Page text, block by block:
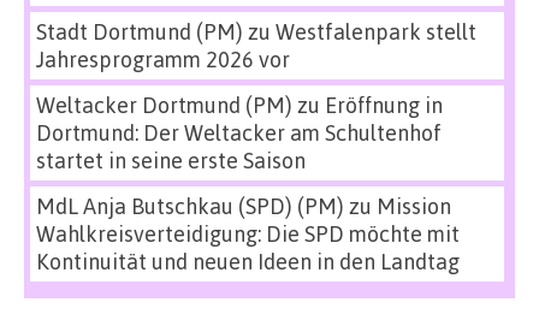
Stadt Dortmund (PM) zu Westfalenpark stellt
Jahresprogramm 2026 vor
Weltacker Dortmund (PM) zu Eröffnung in
Dortmund: Der Weltacker am Schultenhof
startet in seine erste Saison
MdL Anja Butschkau (SPD) (PM) zu Mission
Wahlkreisverteidigung: Die SPD möchte mit
Kontinuität und neuen Ideen in den Landtag